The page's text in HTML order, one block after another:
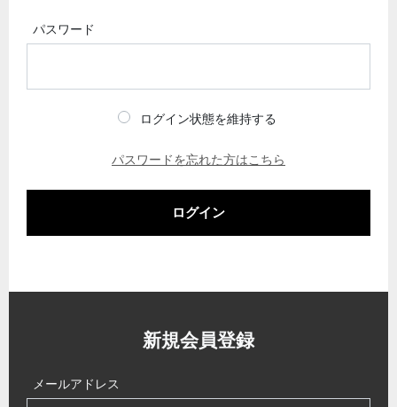
パスワード
ログイン状態を維持する
パスワードを忘れた方はこちら
ログイン
新規会員登録
メールアドレス